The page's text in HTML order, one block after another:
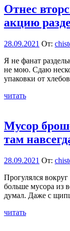
Отнес
акцию
28.09.2021 От:
Я не фанат
не мою. Сдаю
упаковки от
читать
Мусор
там
28.09.2021 От:
Прогулялся
больше мусора из
думал. Даже с
читать